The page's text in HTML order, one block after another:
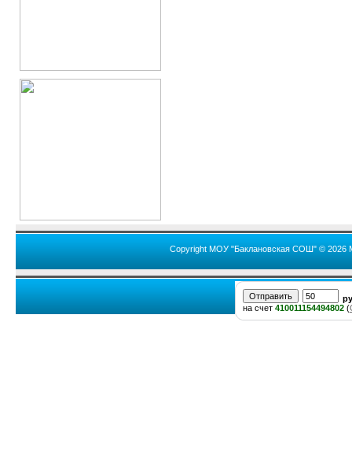
Copyright МОУ "Баклановская СОШ" © 2026
на счет 410011154494802 (